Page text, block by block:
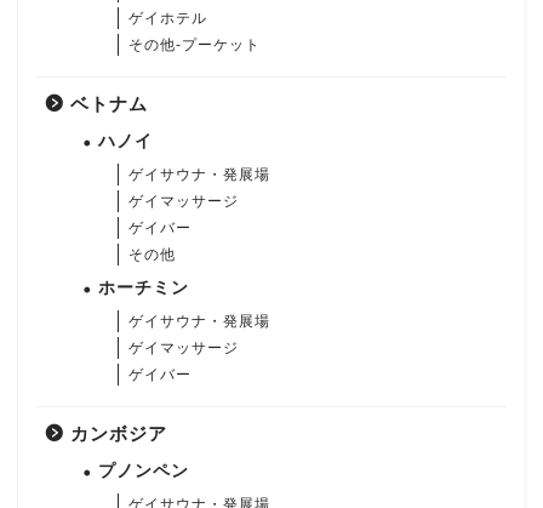
ゲイホテル
その他-プーケット
ベトナム
ハノイ
ゲイサウナ・発展場
ゲイマッサージ
ゲイバー
その他
ホーチミン
ゲイサウナ・発展場
ゲイマッサージ
ゲイバー
カンボジア
プノンペン
ゲイサウナ・発展場